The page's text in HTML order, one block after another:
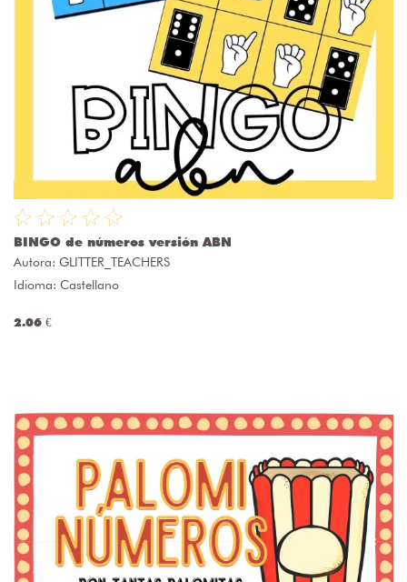
BINGO de números versión ABN
Autora: GLITTER_TEACHERS
Idioma: Castellano
2.06 €